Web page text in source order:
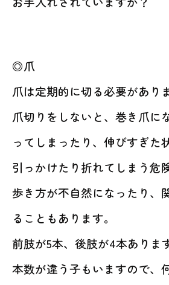
◎爪
爪は定期的に切る必要があり
爪切りをしないと、巻き爪に
ってしまったり、伸びすぎた
引っかけたり折れてしまう危
歩き方が不自然になったり、
ることもあります。
前肢が5本、後肢が4本あります
本数が違う子もいますので、